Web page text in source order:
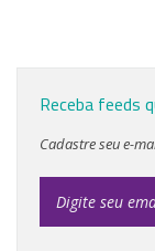
Receba feeds
Cadastre seu e-